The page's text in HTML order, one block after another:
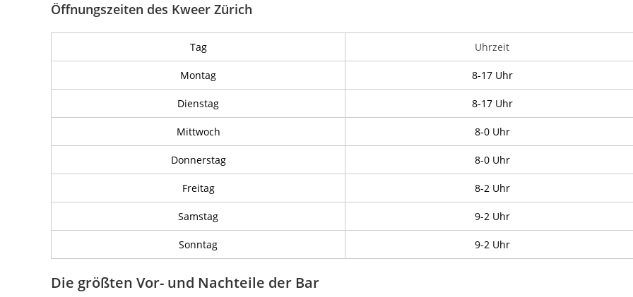
Öffnungszeiten des Kweer Zürich
Tag Uhrzeit
Montag 8-17 Uhr
Dienstag 8-17 Uhr
Mittwoch 8-0 Uhr
Donnerstag 8-0 Uhr
Freitag 8-2 Uhr
Samstag 9-2 Uhr
Sonntag 9-2 Uhr
Die größten Vor- und Nachteile der Bar